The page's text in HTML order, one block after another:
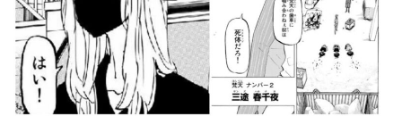
北原ももさんの挑発!!!
【画像】『プリズマ☆イリヤ』の新グッズ、流石に一線を越
えてしまう
敵「ダンクーガは合体するまでが長過ぎてつまらない」←合
体する前から面白いんだよなぁ
まとめチェッカーは閉鎖しました。RSSの解除をお願いしま
す。